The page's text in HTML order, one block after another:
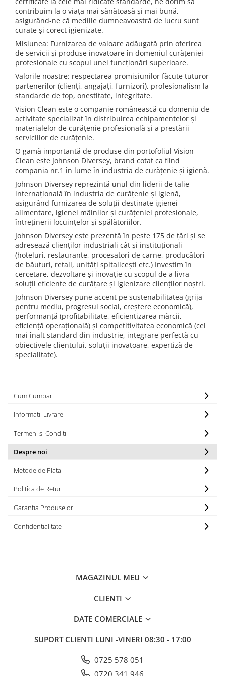
Gama de cosmetice hoteliere
Salvatore Ferragamo
Gama de cosmetice hoteliere Sense
Papuci hotel
contribuim la o viața mai sănătoasă și mai bună,
asigurând-ne că mediile dumneavoastră de lucru sunt
curate și corect igienizate.
Misiunea: Furnizarea de valoare adăugată prin oferirea
de servicii și produse inovatoare în domeniul curățeniei
profesionale cu scopul unei funcționări superioare.
Valorile noastre: respectarea promisiunilor făcute tuturor
partenerilor (clienți, angajați, furnizori), profesionalism la
standarde de top, onestitate, integritate.
Vision Clean este o companie românească cu domeniu de
activitate specializat în distribuirea echipamentelor și
materialelor de curățenie profesională și a prestării
serviciilor de curățenie.
O gamă importantă de produse din portofoliul Vision
Clean este Johnson Diversey, brand cotat ca fiind
compania nr.1 în lume în industria de curățenie și igienă.
Johnson Diversey reprezintă unul din liderii de talie
internațională în industria de curățenie și igienă,
asigurând furnizarea de soluții destinate igienei
alimentare, igienei mâinilor și curățeniei profesionale,
întreținerii locuințelor și spălătoriilor.
Johnson Diversey este prezentă în peste 175 de țări și se
adresează clienților industriali cât și instituționali
(hoteluri, restaurante, procesatori de carne, producători
de băuturi, retail, unități spitalicești etc.) Investim în
cercetare, dezvoltare și inovație cu scopul de a livra
soluții eficiente de curățare și igienizare clienților noștri.
Johnson Diversey pune accent pe sustenabilitatea (grija
pentru mediu, progresul social, creștere economică),
performanță (profitabilitate, eficientizarea mărcii,
eficiență operațională) și competitivitatea economică (cel
mai înalt standard din industrie, integrare perfectă cu
obiectivele clientului, soluții inovatoare, expertiză de
specialitate).
Cum Cumpar
Informatii Livrare
Termeni si Conditii
Despre noi
Metode de Plata
Politica de Retur
Garantia Produselor
Confidentialitate
MAGAZINUL MEU
CLIENTI
DATE COMERCIALE
SUPORT CLIENTI LUNI -VINERI 08:30 - 17:00
0725 578 051
0720 341 946